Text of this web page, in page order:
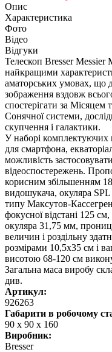
Опис
Характеристика
Фото
Відео
Відгуки
Телескоп Bresser Messier
найкращими
аматорських умовах, що
зображення вздовж
спостерігати за
Сонячної системи,
скупчення і галактики.
У наборі комплектуючих
для смартфона,
можливість
відеоспостережень.
корисним збільшенням
видошукача, окуляра
типу Максутов-
фокусної відстані 125
окуляра 31,75 мм,
величин і роздільну
розмірами 10,5х35 см і
висотою 68-120 см
Загальна маса виробу
див.
Артикул:
926263
Габарити в робочому
90 х 90 х 160
Виробник:
Bresser